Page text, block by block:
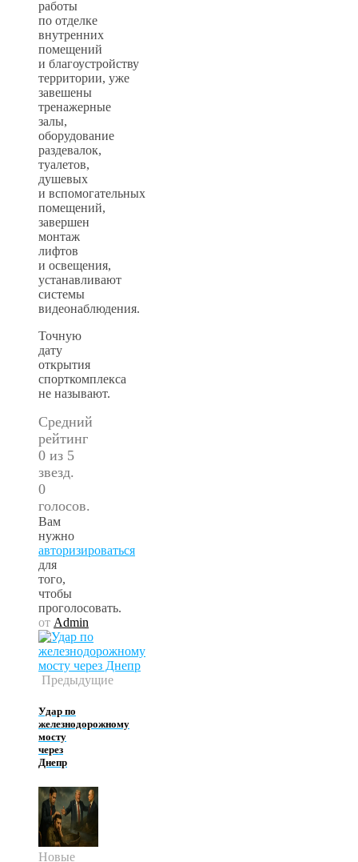
работы
по отделке
внутренних
помещений
и благоустройству
территории, уже
завешены
тренажерные
залы,
оборудование
раздевалок,
туалетов,
душевых
и вспомогательных
помещений,
завершен
монтаж
лифтов
и освещения,
устанавливают
системы
видеонаблюдения.
Точную
дату
открытия
спорткомплекса
не называют.
Средний
рейтинг
0 из 5
звезд.
0
голосов.
Вам
нужно
авторизироваться
для
того,
чтобы
проголосовать.
от Admin
Предыдущие
Удар по
железнодорожному
мосту
через
Днепр
Новые